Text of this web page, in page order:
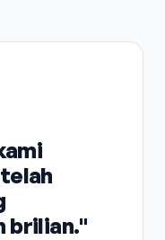
brilian."